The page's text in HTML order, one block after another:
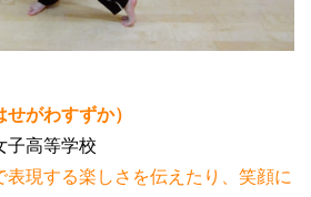
がわすずか）
子高等学校
表現する楽しさを伝えたり、 笑顔に